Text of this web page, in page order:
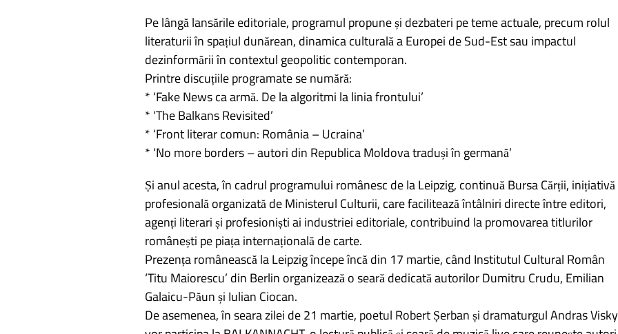
Pe lângă lansările editoriale, programul propune și dezbateri pe teme actuale, precum rolul
literaturii în spațiul dunărean, dinamica culturală a Europei de Sud-Est sau impactul
dezinformării în contextul geopolitic contemporan.
Printre discuțiile programate se numără:
* ‘Fake News ca armă. De la algoritmi la linia frontului’
* ‘The Balkans Revisited’
* ‘Front literar comun: România – Ucraina’
* ‘No more borders – autori din Republica Moldova traduși în germană’
Și anul acesta, în cadrul programului românesc de la Leipzig, continuă Bursa Cărții, inițiativă
profesională organizată de Ministerul Culturii, care facilitează întâlniri directe între editori,
agenți literari și profesioniști ai industriei editoriale, contribuind la promovarea titlurilor
românești pe piața internațională de carte.
Prezența românească la Leipzig începe încă din 17 martie, când Institutul Cultural Român
‘Titu Maiorescu’ din Berlin organizează o seară dedicată autorilor Dumitru Crudu, Emilian
Galaicu-Păun și Iulian Ciocan.
De asemenea, în seara zilei de 21 martie, poetul Robert Șerban și dramaturgul Andras Visky